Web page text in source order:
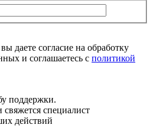
даете согласие на обработку
и соглашаетесь с политикой
поддержки.
специалист
действий